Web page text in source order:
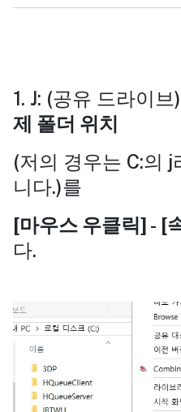
1. J: (공유 드라이
제 폴더 위치
(저의 경우는 C:의
니다.)를
[마우스 우클릭] - [
다.